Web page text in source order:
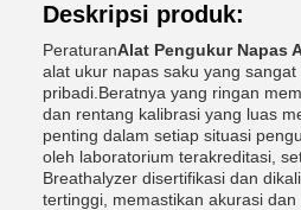
Deskripsi produk:
PeraturanAlat Pengukur Napas
alat ukur napas saku yang
pribadi.Beratnya yang ringan
dan rentang kalibrasi yang luas
penting dalam setiap situasi
oleh laboratorium terakreditasi,
Breathalyzer disertifikasi dan
tertinggi, memastikan akurasi